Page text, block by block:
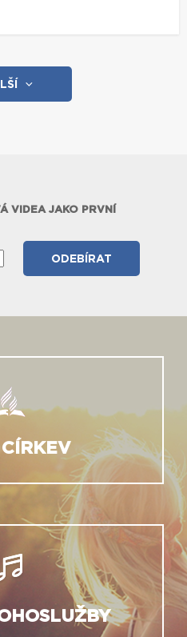
VIDEA JAKO PRVNÍ
CÍRKEV